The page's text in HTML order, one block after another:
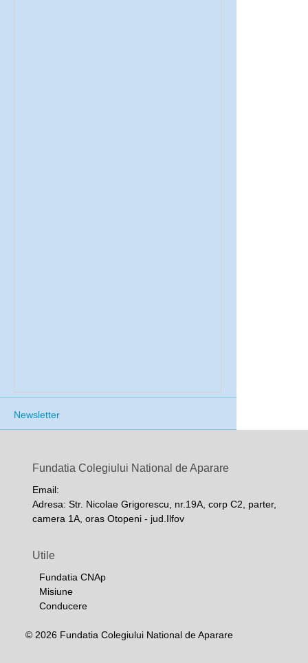
Newsletter
Fundatia Colegiului National de Aparare
Email:
Adresa: Str. Nicolae Grigorescu, nr.19A, corp C2, parter,
camera 1A, oras Otopeni - jud.Ilfov
Utile
Fundatia CNAp
Misiune
Conducere
© 2026 Fundatia Colegiului National de Aparare